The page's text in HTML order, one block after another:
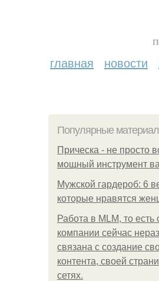
главная новости
Популярные
Прическа - не просто
мощный инструмент
Мужской гардероб: 6
которые нравятся
Работа в MLM, то есть
компании сейчас
связана с создание
контента, своей
сетях.